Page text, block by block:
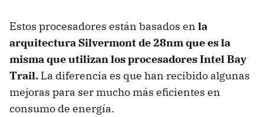
Estos procesadores están basados en la
arquitectura Silvermont de 28nm que es la
misma que utilizan los procesadores Intel Bay
Trail. La diferencia es que han recibido algunas
mejoras para ser mucho más eficientes en
consumo de energía.